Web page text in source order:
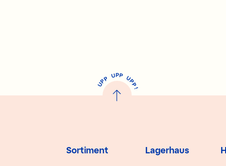
U
P
P UPP UP
P
!
Sortiment Lagerhaus